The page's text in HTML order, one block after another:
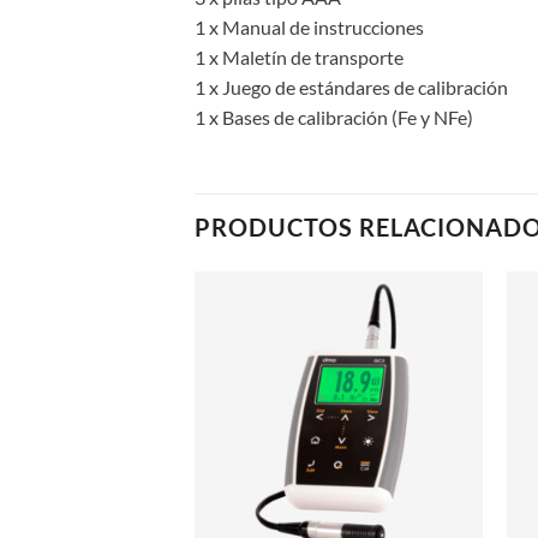
1 x Manual de instrucciones
1 x Maletín de transporte
1 x Juego de estándares de calibración
1 x Bases de calibración (Fe y NFe)
PRODUCTOS